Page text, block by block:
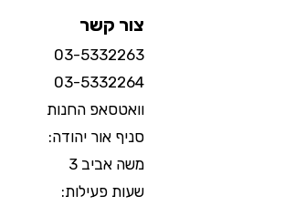
צור קשר
03-5332263
03-5332264
וואטסאפ החנות
סניף אור יהודה:
משה אביב 3
שעות פעילות: